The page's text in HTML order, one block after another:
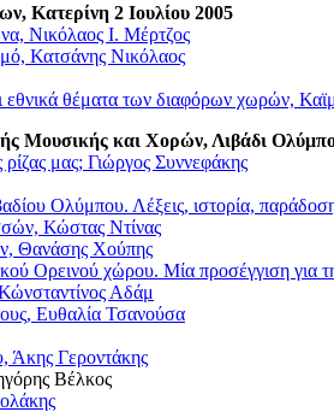
Κατερίνη 2 Ιουλίου 2005
Νικόλαος Ι. Μέρτζος
Κατσάνης Νικόλαος
εθνικά θέματα των διαφόρων χωρών,
Μουσικής και Χορών, Λιβάδι
μας; Γιώργος Συννεφάκης
Ολύμπου. Λέξεις, ιστορία,
Κώστας Ντίνας
Θανάσης Χούπης
Ορεινού χώρου. Μία προσέγγιση
Αδάμ
Ευθαλία Τσανούσα
Άκης Γεροντάκης
Βέλκος